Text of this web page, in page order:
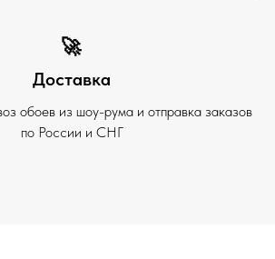
🚀
Доставка
обоев из шоу-рума и отправка заказов
по России и СНГ